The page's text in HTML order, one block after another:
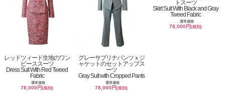
レッドツィード生地のワン
ピーススーツ
Dress Suit With Red Tweed
Fabric
通常価格
78,000円(税別)
グレーサブリナパンツｘジ
ャケットのセットアップス
ーツ
Gray Suit with Cropped Pants
通常価格
78,000円(税別)
トスーツ
Skirt Suit With Black and Gray
Tweed Fabric
通常価格
78,000円(税別)